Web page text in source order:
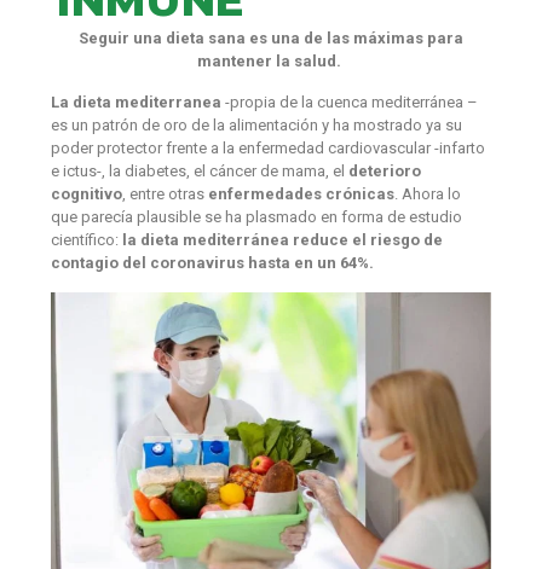
Seguir una dieta sana es una de las máximas para
mantener la salud.
La dieta mediterranea -propia de la cuenca mediterránea –
es un patrón de oro de la alimentación y ha mostrado ya su
poder protector frente a la enfermedad cardiovascular -infarto
e ictus-, la diabetes, el cáncer de mama, el deterioro
cognitivo , entre otras enfermedades crónicas . Ahora lo
que parecía plausible se ha plasmado en forma de estudio
científico: la dieta mediterránea reduce el riesgo de
contagio del coronavirus hasta en un 64%.